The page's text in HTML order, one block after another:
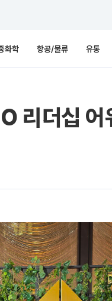
화학 항공/물류 유통
리더십 어